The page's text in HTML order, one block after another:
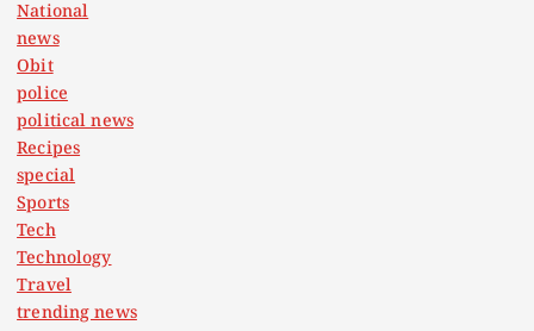
National
news
Obit
police
political news
Recipes
special
Sports
Tech
Technology
Travel
trending news